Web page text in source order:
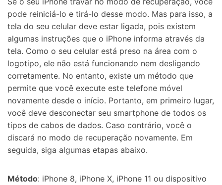
pode reiniciá-lo e tirá-lo desse modo. Mas para isso, a
tela do seu celular deve estar ligada, pois existem
algumas instruções que o iPhone informa através da
tela. Como o seu celular está preso na área com o
logotipo, ele não está funcionando nem desligando
corretamente. No entanto, existe um método que
permite que você execute este telefone móvel
novamente desde o início. Portanto, em primeiro lugar,
você deve desconectar seu smartphone de todos os
tipos de cabos de dados. Caso contrário, você o
discará no modo de recuperação novamente. Em
seguida, siga algumas etapas abaixo.
Método: iPhone 8, iPhone X, iPhone 11 ou dispositivo